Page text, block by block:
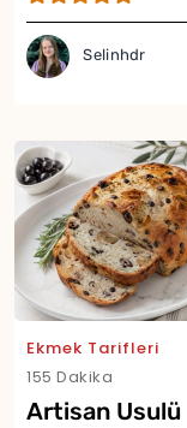
Selinhdr
Ekmek Tarifleri
155 Dakika
Artisan Usulü